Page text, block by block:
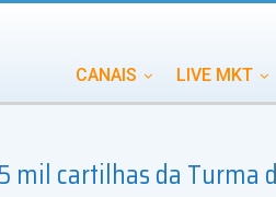
CANAIS LIVE MKT
INTERNACIONAL
cartilhas da Turma